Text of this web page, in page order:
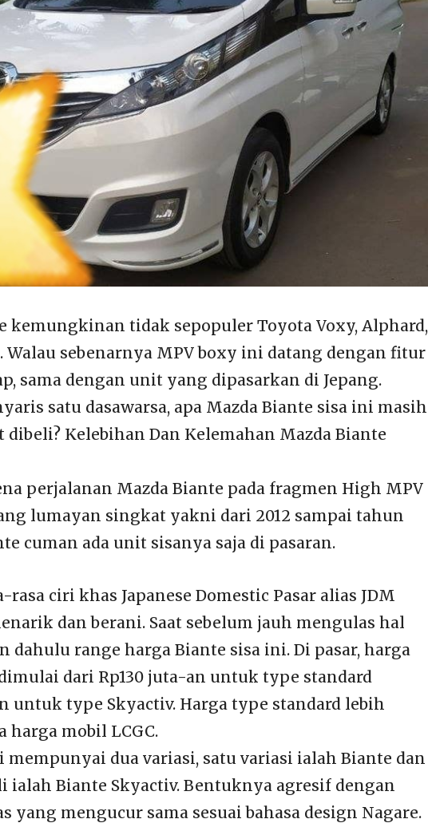
kemungkinan tidak sepopuler Toyota Voxy, Alphard,
Walau sebenarnya MPV boxy ini datang dengan fitur
sama dengan unit yang dipasarkan di Jepang.
satu dasawarsa, apa Mazda Biante sisa ini masih
Kelebihan Dan Kelemahan Mazda Biante
perjalanan Mazda Biante pada fragmen High MPV
lumayan singkat yakni dari 2012 sampai tahun
cuman ada unit sisanya saja di pasaran.
ciri khas Japanese Domestic Pasar alias JDM
dan berani. Saat sebelum jauh mengulas hal
dahulu range harga Biante sisa ini. Di pasar, harga
dari Rp130 juta-an untuk type standard
untuk type Skyactiv. Harga type standard lebih
harga mobil LCGC.
dua variasi, satu variasi ialah Biante dan
ialah Biante Skyactiv. Bentuknya agresif dengan
yang mengucur sama sesuai bahasa design Nagare.